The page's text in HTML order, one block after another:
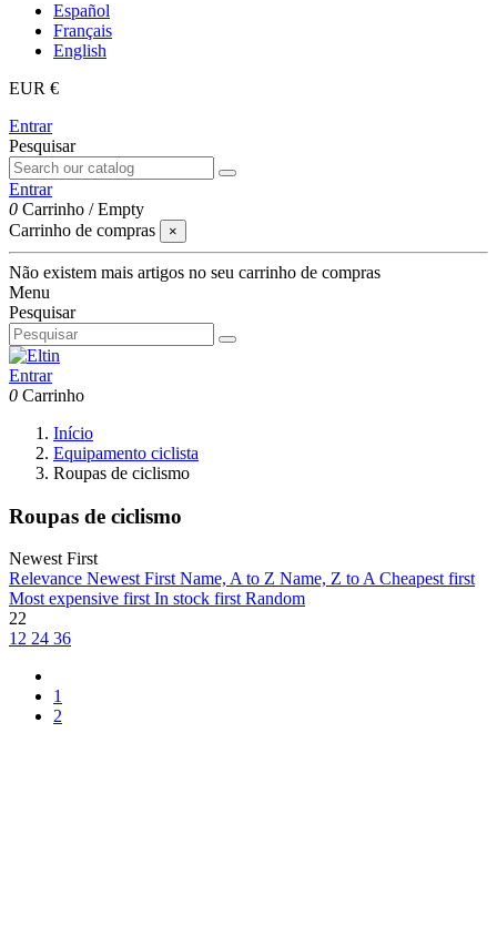
Español
Français
English
EUR €
Entrar
Pesquisar
Entrar
0 Carrinho /Empty
Carrinho de compras
×
Não existem mais artigos no seu carrinho de compras
Menu
Pesquisar
Entrar
0 Carrinho
Início
Equipamento ciclista
Roupas de ciclismo
Roupas de ciclismo
Newest First
Relevance Newest FirstName, A to Z Name, Z to ACheapest first
Most expensive firstIn stock firstRandom
22
12 24 36
1
2